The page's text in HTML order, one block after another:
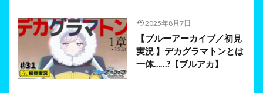
2025年8月7日
【ブルーアーカイブ／初見
実況 】デカグラマトンとは
一体……?【ブルアカ】